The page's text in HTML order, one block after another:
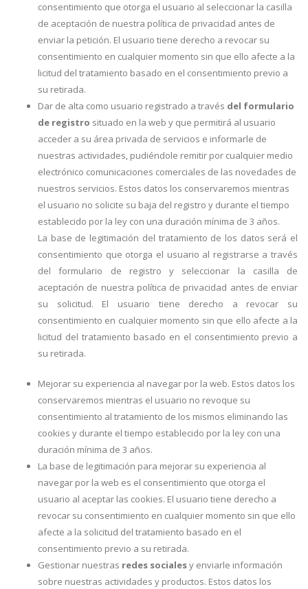
consentimiento que otorga el usuario al seleccionar la casilla
de aceptación de nuestra política de privacidad antes de
enviar la petición. El usuario tiene derecho a revocar su
consentimiento en cualquier momento sin que ello afecte a la
licitud del tratamiento basado en el consentimiento previo a
su retirada.
Dar de alta como usuario registrado a través del formulario
de registro situado en la web y que permitirá al usuario
acceder a su área privada de servicios e informarle de
nuestras actividades, pudiéndole remitir por cualquier medio
electrónico comunicaciones comerciales de las novedades de
nuestros servicios. Estos datos los conservaremos mientras
el usuario no solicite su baja del registro y durante el tiempo
establecido por la ley con una duración mínima de 3 años.
La base de legitimación del tratamiento de los datos será el
consentimiento que otorga el usuario al registrarse a través
del formulario de registro y seleccionar la casilla de
aceptación de nuestra política de privacidad antes de enviar
su solicitud. El usuario tiene derecho a revocar su
consentimiento en cualquier momento sin que ello afecte a la
licitud del tratamiento basado en el consentimiento previo a
su retirada.
Mejorar su experiencia al navegar por la web. Estos datos los
conservaremos mientras el usuario no revoque su
consentimiento al tratamiento de los mismos eliminando las
cookies y durante el tiempo establecido por la ley con una
duración mínima de 3 años.
La base de legitimación para mejorar su experiencia al
navegar por la web es el consentimiento que otorga el
usuario al aceptar las cookies. El usuario tiene derecho a
revocar su consentimiento en cualquier momento sin que ello
afecte a la solicitud del tratamiento basado en el
consentimiento previo a su retirada.
Gestionar nuestras redes socialesy enviarle información
sobre nuestras actividades y productos. Estos datos los